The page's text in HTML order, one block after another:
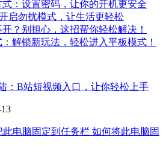
：设置密码，让你的开机更安全
启勿扰模式，让生活更轻松
？别担心，这招帮你轻松解决！
解锁新玩法，轻松进入平板模式！
：B站短视频入口，让你轻松上手
此电脑固定到任务栏 如何将此电脑固